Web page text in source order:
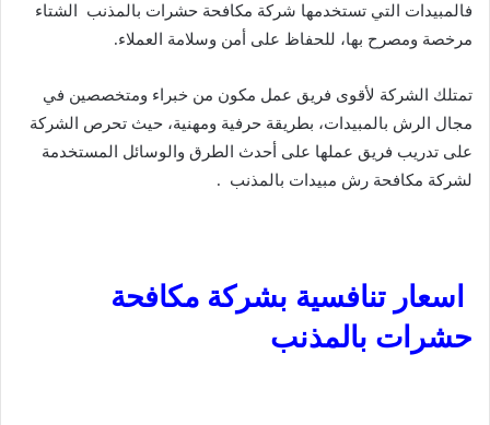
فالمبيدات التي تستخدمها شركة مكافحة حشرات بالمذنب الشتاء
مرخصة ومصرح بها، للحفاظ على أمن وسلامة العملاء.
تمتلك الشركة لأقوى فريق عمل مكون من خبراء ومتخصصين في
مجال الرش بالمبيدات، بطريقة حرفية ومهنية، حيث تحرص الشركة
على تدريب فريق عملها على أحدث الطرق والوسائل المستخدمة
لشركة مكافحة رش مبيدات بالمذنب .
اسعار تنافسية بشركة مكافحة
حشرات بالمذنب